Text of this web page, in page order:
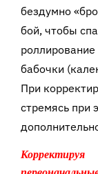
бездумно
бой, чтобы
бабочки
При
стремясь при